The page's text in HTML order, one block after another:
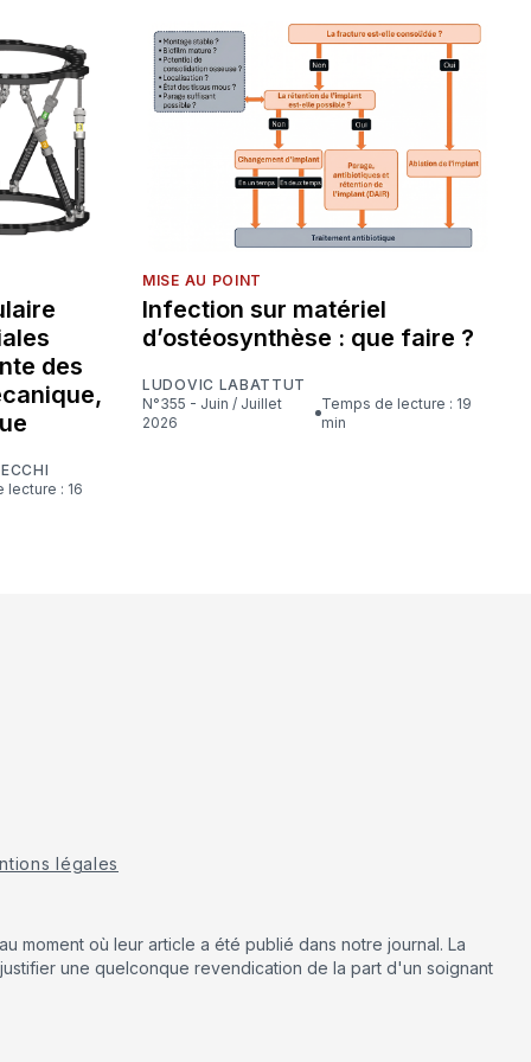
des
MISE AU POINT
Infection sur matériel
d’ostéosynthèse : que faire ?
LUDOVIC LABATTUT
N°355 - Juin / Juillet
2026
Temps de lecture : 19
min
légales
moment où leur article a été publié dans notre journal. La
une quelconque revendication de la part d'un soignant